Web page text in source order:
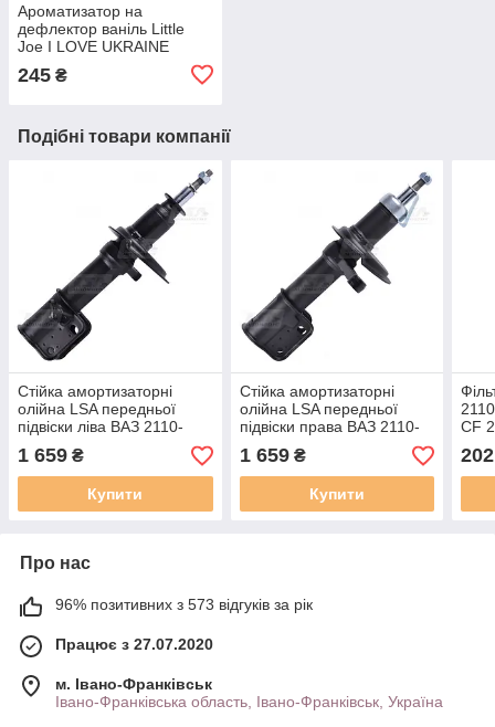
Ароматизатор на
дефлектор ваніль Little
Joe I LOVE UKRAINE
245 ₴
Подібні товари компанії
Стійка амортизаторні
олійна LSA передньої
підвіски ліва ВАЗ 2110-
2112, Lada Priora LA 2110-
2905002-03L
1 659 ₴
Купити
Стійка амортизаторні
олійна LSA передньої
підвіски права ВАЗ 2110-
2112, Lada Priora LA 2110-
2905002-03R
1 659₴
Купити
CF
202
Про нас
96% позитивних з 573 відгуків за рік
Працює з 27.07.2020
м. Івано-Франківськ
Івано-Франківська область, Івано-Франківськ, Україна